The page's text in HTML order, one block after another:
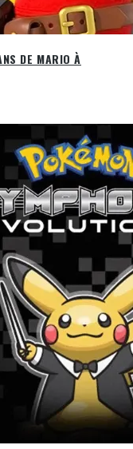
DE MARIO À